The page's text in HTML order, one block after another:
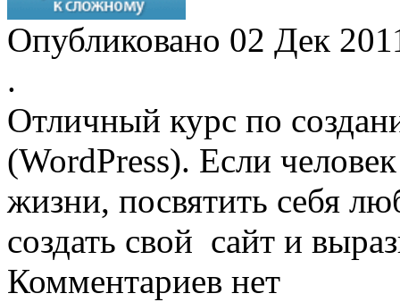
Опубликовано 02 Дек
.
Отличный курс по
(WordPress). Если
жизни, посвятить себя
создать свой сайт и
Комментариев нет